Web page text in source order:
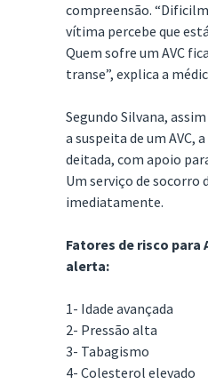
compreensão.
vítima percebe que
Quem sofre um AVC
transe”, explica a
Segundo Silvana,
a suspeita de um AVC,
deitada, com apoio
Um serviço de socorro
imediatamente.
Fatores de risco para
alerta:
1- Idade avançada
2- Pressão alta
3- Tabagismo
4- Colesterol elevado